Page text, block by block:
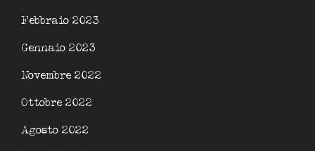
Febbraio 2023
Gennaio 2023
Novembre 2022
Ottobre 2022
Agosto 2022